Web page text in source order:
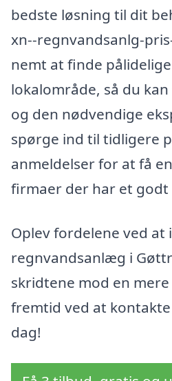
bedste løsning til dit
xn--regnvandsanlg-
nemt at finde
lokalområde, så du
og den nødvendige
spørge ind til tidligere
anmeldelser for at få
firmaer der har et godt
Oplev fordelene ved at
regnvandsanlæg i
skridtene mod en
fremtid ved at
dag!